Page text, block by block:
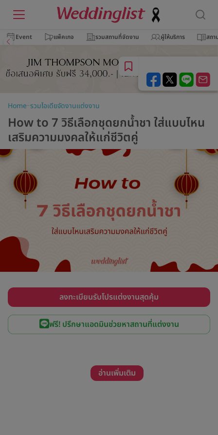
Event แพ็คเกจ รวมสถานที่จัดงาน ผู้ให้บริการ สถา
Home–รวมไอเดียจัดงานแต่งงาน
How to 7 วิธีเลือกชุดยกน้ำชา ใส่แบบไหน
เสริมความมงคลให้แก่ชีวิตคู่
ลงทะเบียนรับโปรแต่งงานสุดคุ้ม
ฟรี! ปรึกษาแอดมินช่วยหาสถานที่แต่งงาน
อ่านเพิ่มเติม